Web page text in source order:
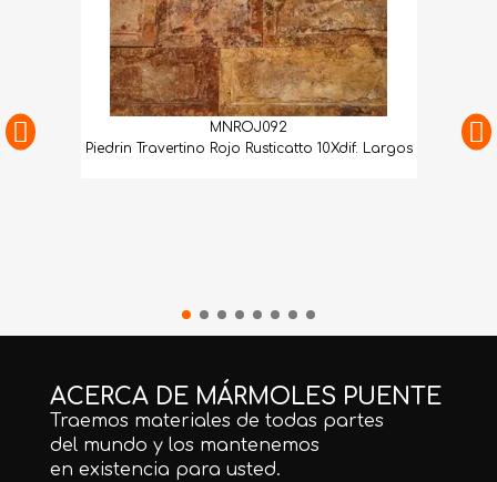
MNROJ092
Piedrin Travertino Rojo Rusticatto 10Xdif. Largos
ACERCA DE MÁRMOLES PUENTE
Traemos materiales de todas partes
del mundo y los mantenemos
en existencia para usted.